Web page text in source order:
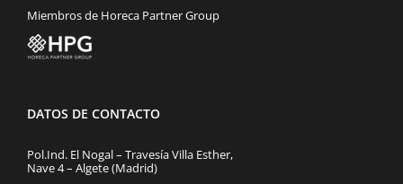
Miembros de Horeca Partner Group
DATOS DE CONTACTO
Pol.Ind. El Nogal – Travesía Villa Esther,
Nave 4 – Algete (Madrid)